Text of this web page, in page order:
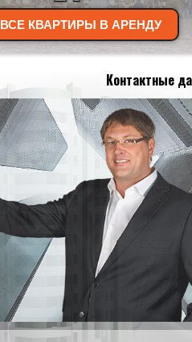
ВСЕ КВАРТИРЫ В АРЕНДУ
Контактные